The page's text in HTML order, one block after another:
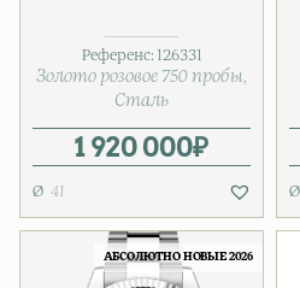
Референс: 126331
Золото розовое 750 пробы
Сталь
1 920 000₽
41
АБСОЛЮТНО НОВЫЕ 2026